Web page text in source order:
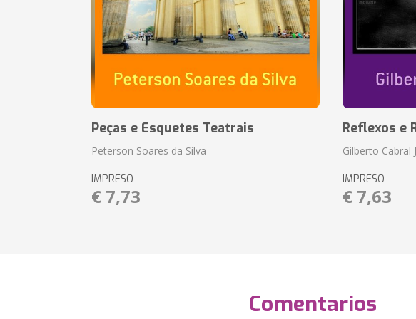
Peças e Esquetes Teatrais
Peterson Soares da Silva
IMPRESO
€ 7,73
Reflexos e
Gilberto Cabral
IMPRESO
€ 7,63
Comentarios